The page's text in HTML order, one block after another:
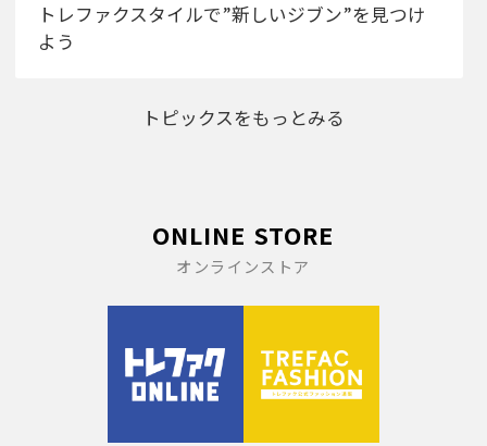
トレファクスタイルで”新しいジブン”を見つけ
よう
トピックスをもっとみる
ONLINE STORE
オンラインストア